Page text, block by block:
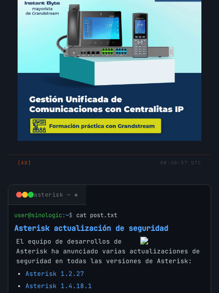
[AD] 08:40:57 UTC
asterisk — ◈
user@sinologic:~$ cat post.txt
Asterisk actualización de seguridad
El equipo de desarrollos de
Asterisk ha anunciado varias actualizaciones de
seguridad en todas las versiones de Asterisk:
Asterisk 1.2.27
Asterisk 1.4.18.1